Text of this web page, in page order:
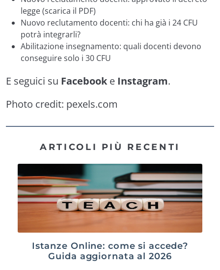
legge (scarica il PDF)
Nuovo reclutamento docenti: chi ha già i 24 CFU
potrà integrarli?
Abilitazione insegnamento: quali docenti devono
conseguire solo i 30 CFU
E seguici su Facebook e Instagram.
Photo credit: pexels.com
ARTICOLI PIÙ RECENTI
Istanze Online: come si accede?
Guida aggiornata al 2026